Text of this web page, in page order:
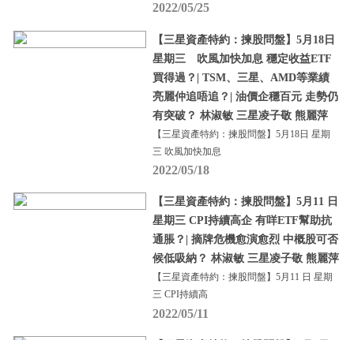
2022/05/25
【三星資產特約：揀股問盤】5月18日
星期三 吹風加快加息 穩定收益ETF
買得過？| TSM、三星、AMD等業績
亮麗仲追唔追？| 油價企穩百元 走勢仍
有突破？ 林淑敏 三星凌子敬 熊麗萍
【三星資產特約：揀股問盤】5月18日 星期
三 吹風加快加息
2022/05/18
【三星資產特約：揀股問盤】5月11 日
星期三 CPI持續高企 有咩ETF幫助抗
通脹？| 摘牌危機愈演愈烈 中概股可否
候低吸納？ 林淑敏 三星凌子敬 熊麗萍
【三星資產特約：揀股問盤】5月11 日 星期
三 CPI持續高
2022/05/11